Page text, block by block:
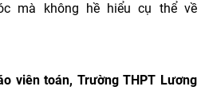
mà không hề hiểu cụ thể về
viên toán, Trường THPT Lương